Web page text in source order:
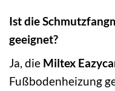
Ist die
geeignet?
Ja, die Miltex
Fußbodenheizung